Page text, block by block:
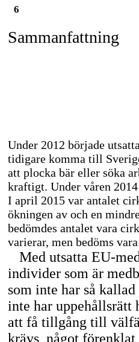
6
Sammanfattning
Under 2012 började utsatta
tidigare komma till
att plocka bär eller söka
kraftigt. Under våren
I april 2015 var antalet
ökningen av och en
bedömdes antalet vara
varierar, men bedöms
Med utsatta EU-
individer som är
som inte har så
inte har
att få tillgång till
krävs, något